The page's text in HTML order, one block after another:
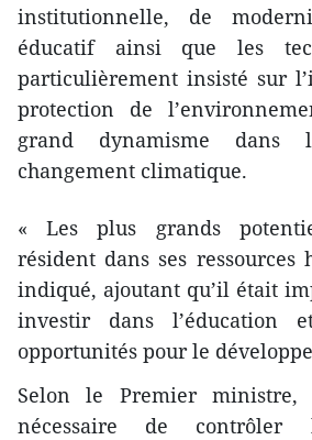
institutionnelle, de
éducatif ainsi que les
particulièrement ​insisté sur
protection de
grand dynamisme ​dans
changement climatique.
« Les plus grands
résident dans ses ressources
indiqué, ajoutant qu’il était
investir dans l’éducation
opportunités pour le
Selon le Premier
nécessaire de contrôler